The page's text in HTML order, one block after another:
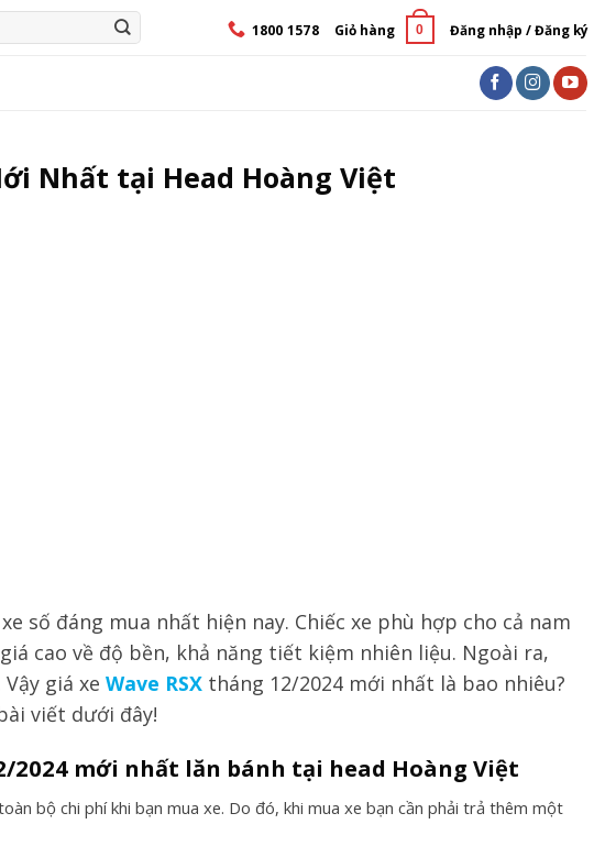
1800 1578 Giỏ hàng 0 Đăng nhập / Đăng ký
Nhất tại Head Hoàng Việt
số đáng mua nhất hiện nay. Chiếc xe phù hợp cho cả nam
cao về độ bền, khả năng tiết kiệm nhiên liệu. Ngoài ra,
giá xe Wave RSX tháng 12/2024 mới nhất là bao nhiêu?
viết dưới đây!
2024 mới nhất lăn bánh tại head Hoàng Việt
bộ chi phí khi bạn mua xe. Do đó, khi mua xe bạn cần phải trả thêm một